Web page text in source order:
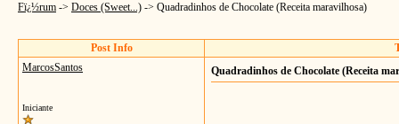
Fï¿½rum -> Doces (Sweet...) -> Quadradinhos de Chocolate (Receita maravilhosa)
Post Info
MarcosSantos
Iniciante
Quadradinhos de Chocolate (Receita